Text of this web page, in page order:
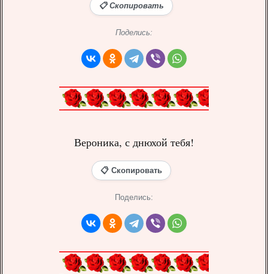
📋 Скопировать
Поделись:
Вероника, с днюхой тебя!
📋 Скопировать
Поделись: